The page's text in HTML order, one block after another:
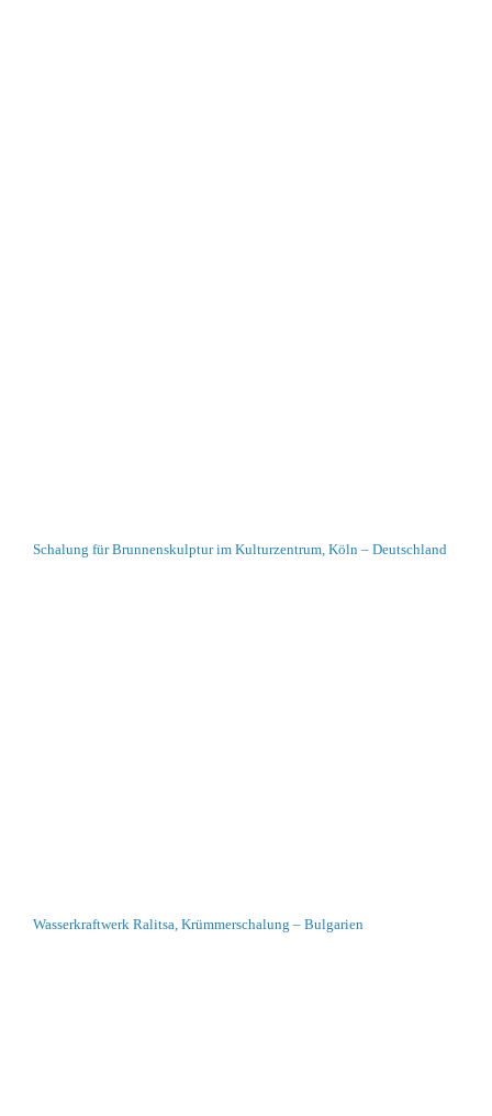
Schalung für Brunnenskulptur im Kulturzentrum, Köln – Deutschland
Wasserkraftwerk Ralitsa, Krümmerschalung – Bulgarien